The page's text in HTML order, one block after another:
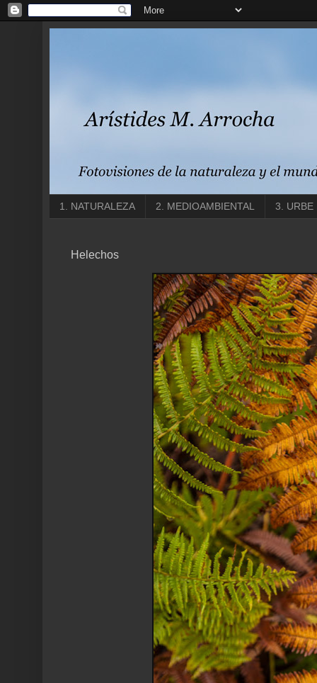
1. NATURALEZA 2. MEDIOAMBIENTAL 3. URBE
Helechos